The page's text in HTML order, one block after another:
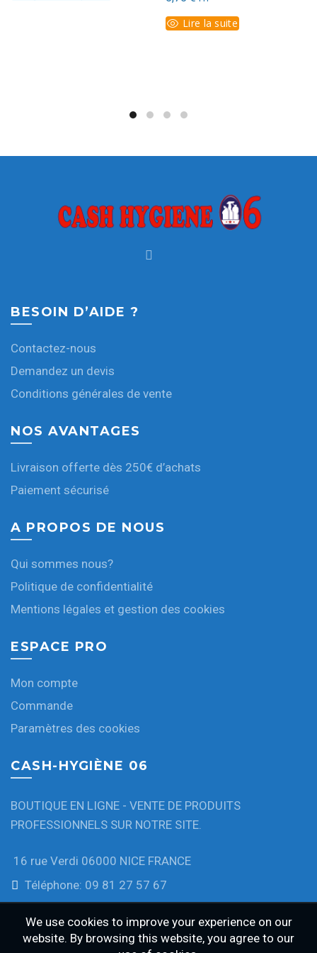
Lire la suite
BESOIN D’AIDE ?
Contactez-nous
Demandez un devis
Conditions générales de vente
NOS AVANTAGES
Livraison offerte dès 250€ d’achats
Paiement sécurisé
A PROPOS DE NOUS
Qui sommes nous?
Politique de confidentialité
Mentions légales et gestion des cookies
ESPACE PRO
Mon compte
Commande
Paramètres des cookies
CASH-HYGIÈNE 06
BOUTIQUE EN LIGNE - VENTE DE PRODUITS
PROFESSIONNELS SUR NOTRE SITE.
16 rue Verdi 06000 NICE FRANCE
Téléphone: 09 81 27 57 67
We use cookies to improve your experience on our
website. By browsing this website, you agree to our